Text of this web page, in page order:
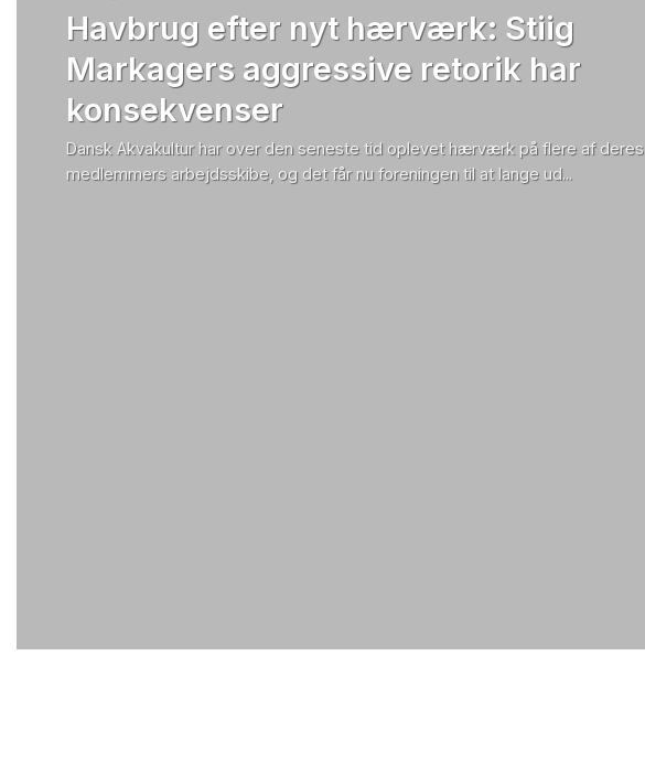
Havbrug efter nyt hærværk: Stiig
Markagers aggressive retorik har
konsekvenser
Dansk Akvakultur har over den seneste tid oplevet hærværk på flere af deres
medlemmers arbejdsskibe, og det får nu foreningen til at lange ud...